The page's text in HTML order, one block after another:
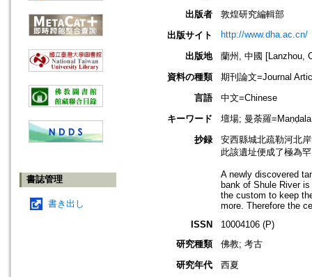
書誌管理
書き出し
出版者
敦煌研究編輯部
出版サイト
http://www.dha.ac.cn/
出版地
蘭州, 中國 [Lanzhou,
資料の種類
期刊論文=Journal
言語
中文=Chinese
キーワード
壇場; 曼荼羅
抄録
安西縣城北疏勒河北
此該遺址便成了極為
A newly discovered
bank of Shule River
the custom to keep
more. Therefore the
ISSN
10004106 (P)
研究種類
佛教; 考古
研究年代
西夏